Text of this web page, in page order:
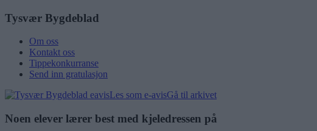
Tysvær Bygdeblad
Om oss
Kontakt oss
Tippekonkurranse
Send inn gratulasjon
Les som e-avisGå til arkivet
Noen elever lærer best med kjeledressen på